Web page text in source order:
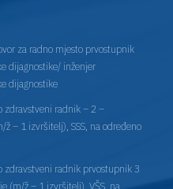
za radno mjesto prvostupnik
dijagnostike/ inženjer
dijagnostike
zdravstveni radnik – 2 –
– 1 izvršitelj), SSS, na određeno
zdravstveni radnik prvostupnik 3
(m/ž – 1 izvršitelj), VŠS, na